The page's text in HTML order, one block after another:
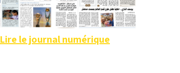
Lire le journal numérique